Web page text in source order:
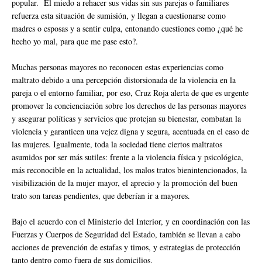
popular. El miedo a rehacer sus vidas sin sus parejas o familiares
refuerza esta situación de sumisión, y llegan a cuestionarse como
madres o esposas y a sentir culpa, entonando cuestiones como ¿qué he
hecho yo mal, para que me pase esto?.
Muchas personas mayores no reconocen estas experiencias como
maltrato debido a una percepción distorsionada de la violencia en la
pareja o el entorno familiar, por eso, Cruz Roja alerta de que es urgente
promover la concienciación sobre los derechos de las personas mayores
y asegurar políticas y servicios que protejan su bienestar, combatan la
violencia y garanticen una vejez digna y segura, acentuada en el caso de
las mujeres. Igualmente, toda la sociedad tiene ciertos maltratos
asumidos por ser más sutiles: frente a la violencia física y psicológica,
más reconocible en la actualidad, los malos tratos bienintencionados, la
visibilización de la mujer mayor, el aprecio y la promoción del buen
trato son tareas pendientes, que deberían ir a mayores.
Bajo el acuerdo con el Ministerio del Interior, y en coordinación con las
Fuerzas y Cuerpos de Seguridad del Estado, también se llevan a cabo
acciones de prevención de estafas y timos, y estrategias de protección
tanto dentro como fuera de sus domicilios.